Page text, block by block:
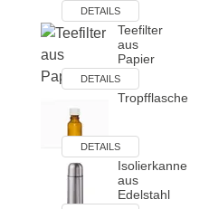
DETAILS
Teefilter
aus
Papier
DETAILS
Tropfflasche
DETAILS
Isolierkanne
aus
Edelstahl